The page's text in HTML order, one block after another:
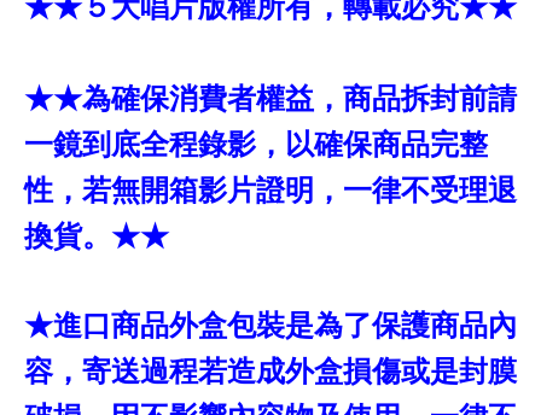
★★５大唱片版權所有，轉載必究★★
★★為確保消費者權益，商品拆封前請
一鏡到底全程錄影，以確保商品完整
性，若無開箱影片證明，一律不受理退
換貨。★★
★進口商品外盒包裝是為了保護商品內
容，寄送過程若造成外盒損傷或是封膜